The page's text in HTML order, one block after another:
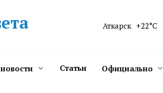
Аткарск +22°C
Статьи Официально